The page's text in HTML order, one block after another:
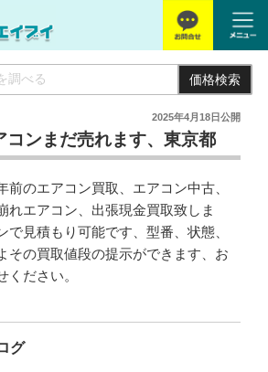
価格検索
2025年4月18日公開
コンまだ売れます、東京都
前のエアコン買取、エアコン中古、
れエアコン、出張現金買取致しま
で見積もり可能です、型番、状態、
その買取値段の提示ができます、お
ください。
グ